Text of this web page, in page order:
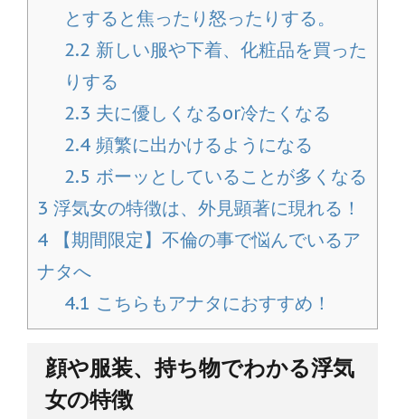
とすると焦ったり怒ったりする。
2.2 新しい服や下着、化粧品を買った
りする
2.3 夫に優しくなるor冷たくなる
2.4 頻繁に出かけるようになる
2.5 ボーッとしていることが多くなる
3 浮気女の特徴は、外見顕著に現れる！
4 【期間限定】不倫の事で悩んでいるア
ナタへ
4.1 こちらもアナタにおすすめ！
顔や服装、持ち物でわかる浮気
女の特徴